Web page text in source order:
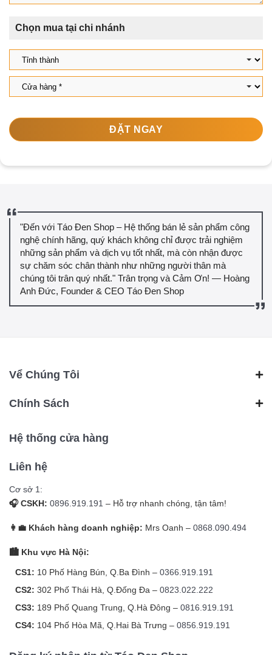
Chọn mua tại chi nhánh
ĐẶT NGAY
"Đến với Táo Đen Shop – Hệ thống bán lẻ sản phẩm công
nghệ chính hãng, quý khách không chỉ được trải nghiệm
những sản phẩm và dịch vụ tốt nhất, mà còn nhận được
sự chăm sóc chân thành như những người thân mà
chúng tôi trân quý nhất." Trân trọng và Cảm Ơn! — Hoàng
Anh Đức, Founder & CEO Táo Đen Shop
Vể Chúng Tôi
Chính Sách
Hệ thống cửa hàng
Liên hệ
Cơ sở 1:
🎧 CSKH: 0896.919.191 – Hỗ trợ nhanh chóng, tận tâm!
👩‍💼 Khách hàng doanh nghiệp: Mrs Oanh – 0868.090.494
🏙️ Khu vực Hà Nội:
CS1: 10 Phố Hàng Bún, Q.Ba Đình – 0366.919.191
CS2: 302 Phố Thái Hà, Q.Đống Đa – 0823.022.222
CS3: 189 Phố Quang Trung, Q.Hà Đông – 0816.919.191
CS4: 104 Phố Hòa Mã, Q.Hai Bà Trưng – 0856.919.191